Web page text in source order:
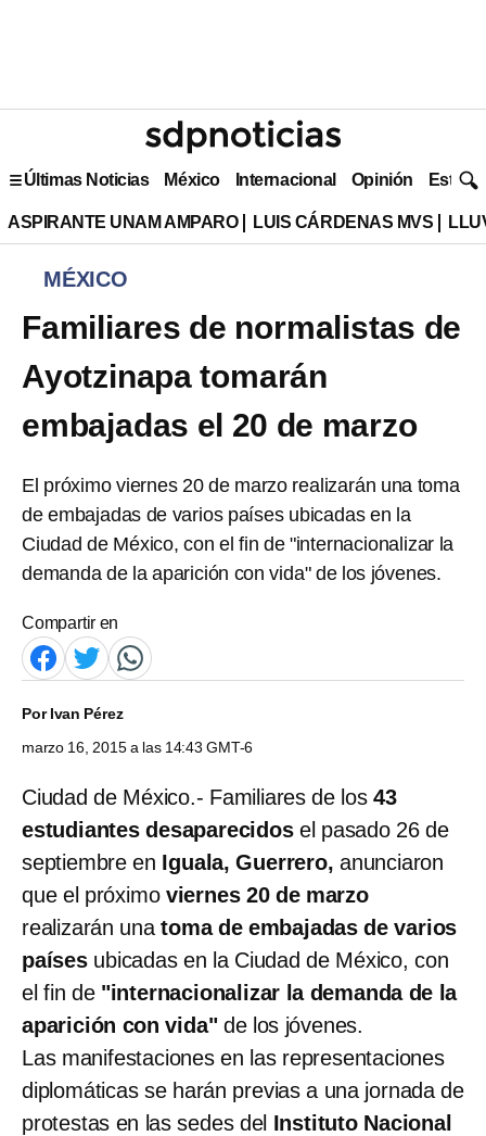
Últimas Noticias México Internacional Opinión Estilo
ASPIRANTE UNAM AMPARO LUIS CÁRDENAS MVS
MÉXICO
Familiares de normalistas de
Ayotzinapa tomarán
embajadas el 20 de marzo
El próximo viernes 20 de marzo realizarán una toma
de embajadas de varios países ubicadas en la
Ciudad de México, con el fin de "internacionalizar la
demanda de la aparición con vida" de los jóvenes.
Compartir en
PorIvan Pérez
marzo 16, 2015 a las 14:43 GMT-6
Ciudad de México.- Familiares de los43
estudiantes desaparecidosel pasado 26 de
septiembre en Iguala, Guerrero, anunciaron
que el próximo viernes 20 de marzo
realizarán unatoma de embajadas de varios
paísesubicadas en la Ciudad de México, con
el fin de "internacionalizar la demanda de la
aparición con vida"de los jóvenes.
Las manifestaciones en las representaciones
diplomáticas se harán previas a una jornada de
protestas en las sedes del Instituto Nacional